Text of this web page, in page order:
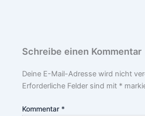
Schreibe einen Kommentar
Deine E-Mail-Adresse wird nicht
Erforderliche Felder sind mit *
Kommentar *